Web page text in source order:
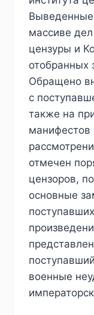
массиве
цензуры и
отобранных
Обращено
с
также на
манифестов
отмечен
цензоров,
основные
военные